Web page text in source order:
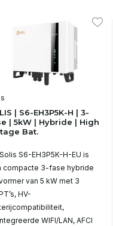
| S6-EH3P5K-H | 3-
| 5kW | Hybride | High
Bat.
S6-EH3P5K-H-EU is
compacte 3-fase hybride
van 5 kW met 3
HV-
WIFI/LAN, AFCI